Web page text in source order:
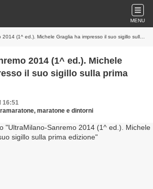
MENU
(1^ ed.). Michele Graglia ha impresso il suo sigillo sulla prima edizione
2014 (1^ ed.). Michele
il suo sigillo sulla prima
16:51
maratone e dintorni